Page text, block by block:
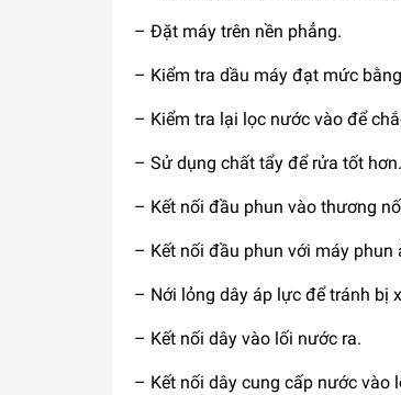
– Đặt máy trên nền phẳng.
– Kiểm tra dầu máy đạt mức
– Kiểm tra lại lọc nước vào để
– Sử dụng chất tẩy để rửa tốt hơn.
– Kết nối đầu phun vào thương
– Kết nối đầu phun với máy phun
– Nới lỏng dây áp lực để tránh bị
– Kết nối dây vào lối nước ra.
– Kết nối dây cung cấp nước vào